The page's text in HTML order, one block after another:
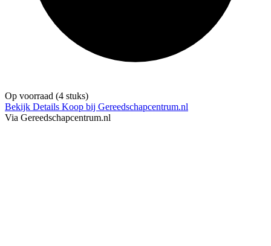
Op voorraad (4 stuks)
Bekijk Details Koop bij Gereedschapcentrum.nl
Via Gereedschapcentrum.nl